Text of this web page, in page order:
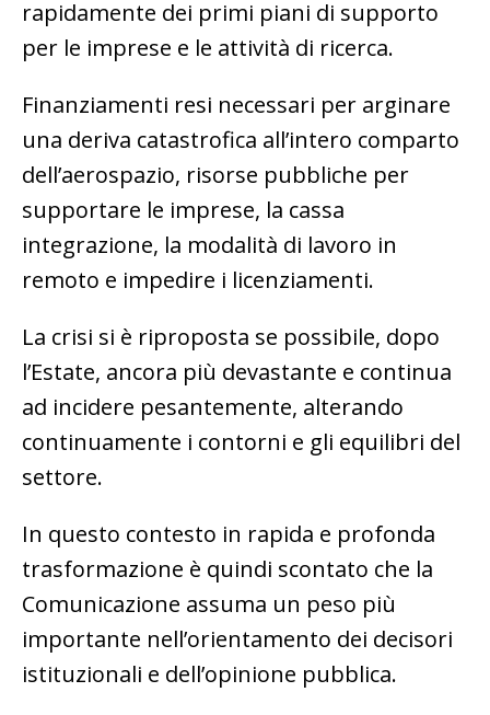
rapidamente dei primi piani di supporto
per le imprese e le attività di ricerca.
Finanziamenti resi necessari per arginare
una deriva catastrofica all’intero comparto
dell’aerospazio, risorse pubbliche per
supportare le imprese, la cassa
integrazione, la modalità di lavoro in
remoto e impedire i licenziamenti.
La crisi si è riproposta se possibile, dopo
l’Estate, ancora più devastante e continua
ad incidere pesantemente, alterando
continuamente i contorni e gli equilibri del
settore.
In questo contesto in rapida e profonda
trasformazione è quindi scontato che la
Comunicazione assuma un peso più
importante nell’orientamento dei decisori
istituzionali e dell’opinione pubblica.